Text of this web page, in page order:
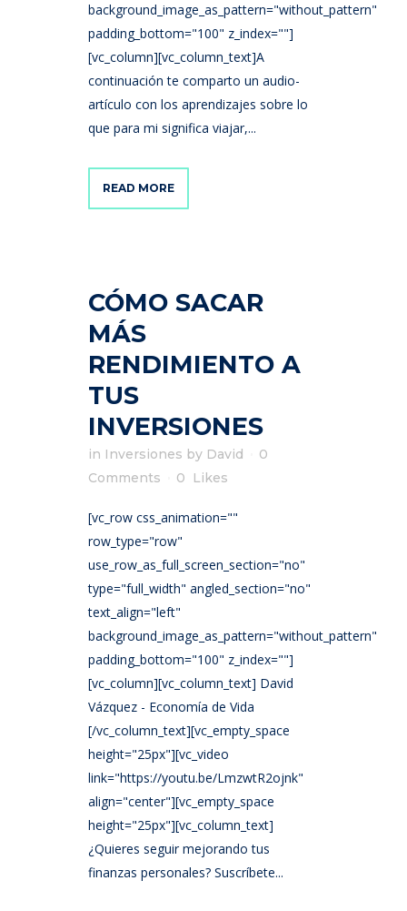
background_image_as_pattern="without_pattern"
padding_bottom="100" z_index=""]
[vc_column][vc_column_text]A
continuación te comparto un audio-
artículo con los aprendizajes sobre lo
que para mi significa viajar,...
READ MORE
CÓMO SACAR
MÁS
RENDIMIENTO A
TUS
INVERSIONES
in Inversiones by David
0
Comments
0 Likes
[vc_row css_animation=""
row_type="row"
use_row_as_full_screen_section="no"
type="full_width" angled_section="no"
text_align="left"
background_image_as_pattern="without_pattern"
padding_bottom="100" z_index=""]
[vc_column][vc_column_text] David
Vázquez - Economía de Vida
[/vc_column_text][vc_empty_space
height="25px"][vc_video
link="https://youtu.be/LmzwtR2ojnk"
align="center"][vc_empty_space
height="25px"][vc_column_text]
¿Quieres seguir mejorando tus
finanzas personales? Suscríbete...